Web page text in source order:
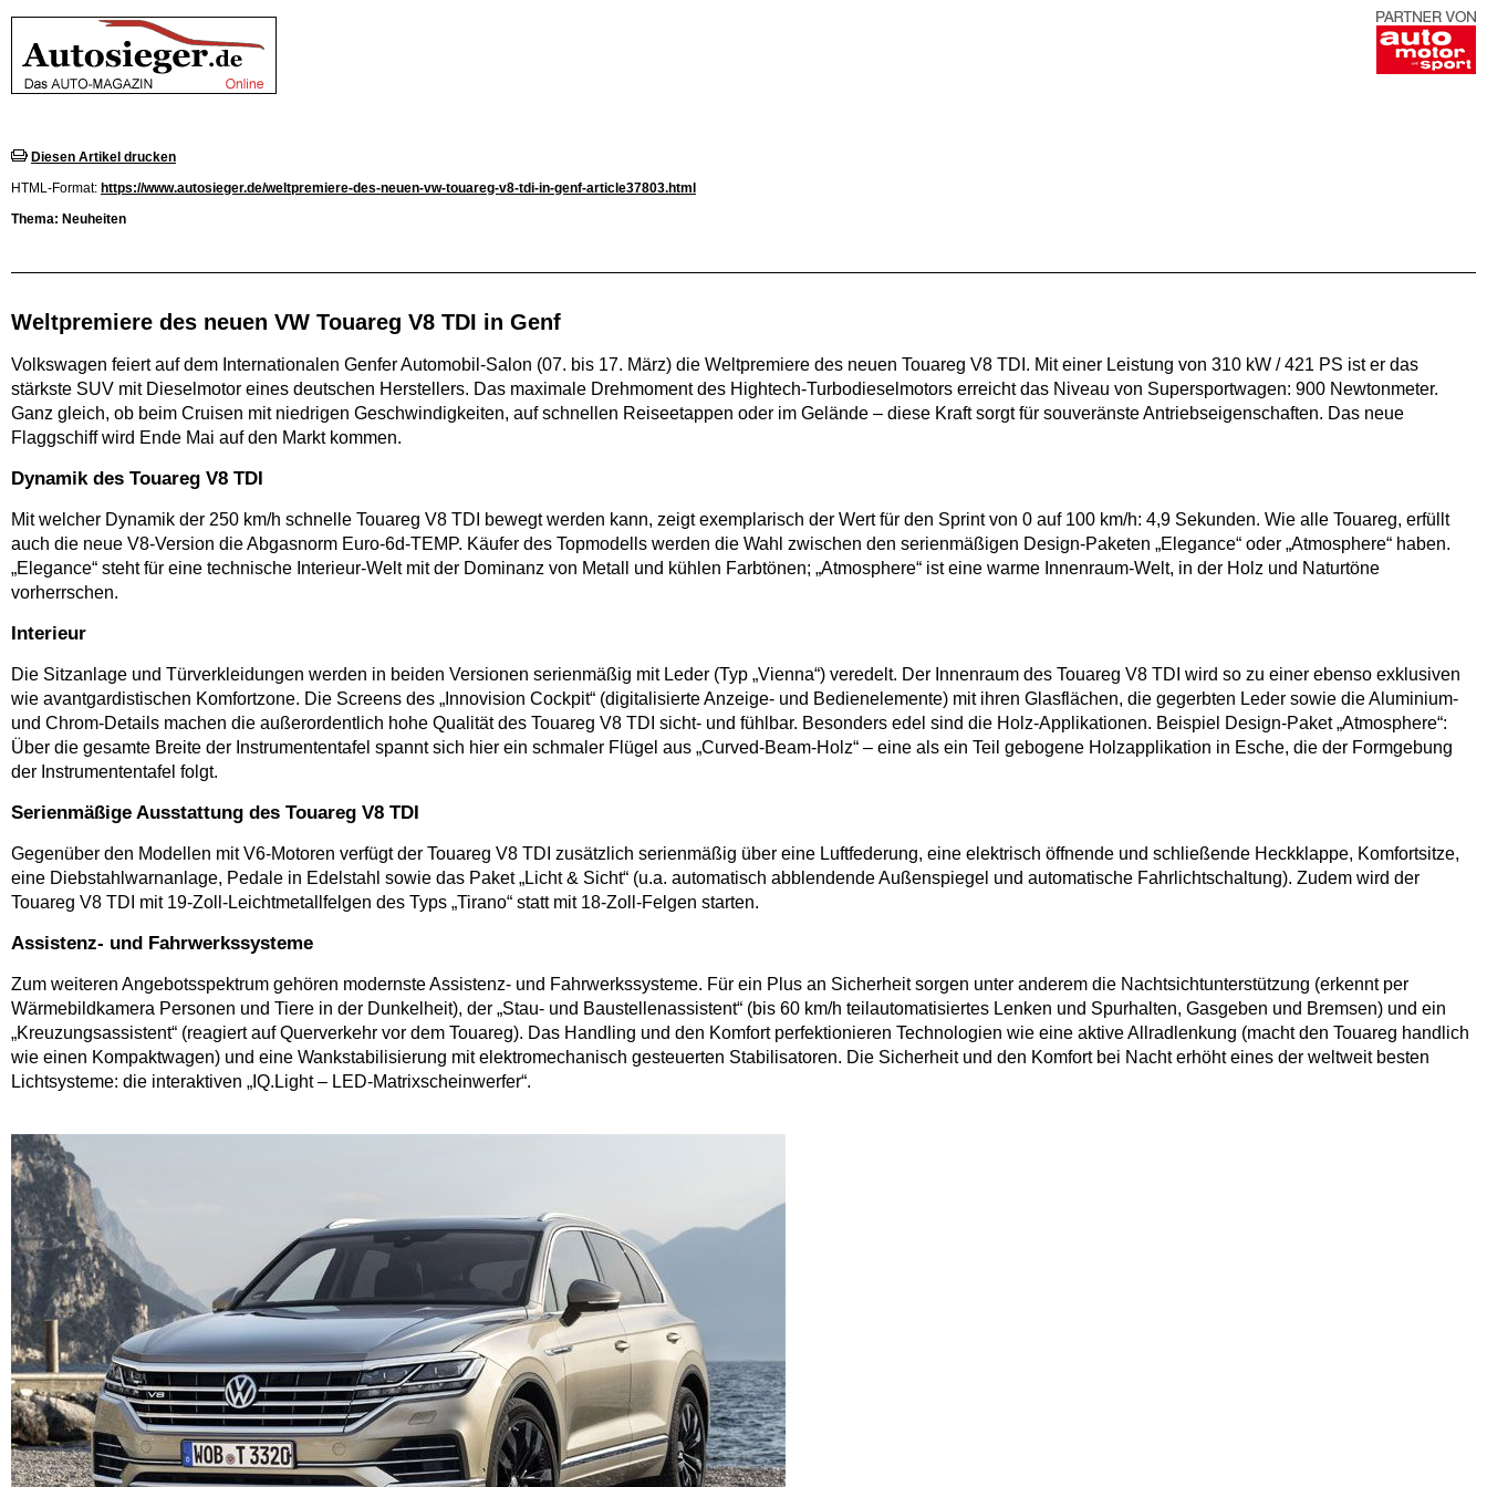
Diesen Artikel drucken
HTML-Format: https://www.autosieger.de/weltpremiere-des-neuen-vw-touareg-v8-tdi-in-genf-article37803.html
Thema: Neuheiten
Weltpremiere des neuen VW Touareg V8 TDI in Genf
Volkswagen feiert auf dem Internationalen Genfer Automobil-Salon (07. bis 17. März) die Weltpremiere des neuen Touareg V8 TDI. Mit einer Leistung von 310 kW / 421 PS ist er das
stärkste SUV mit Dieselmotor eines deutschen Herstellers. Das maximale Drehmoment des Hightech-Turbodieselmotors erreicht das Niveau von Supersportwagen: 900 Newtonmeter.
Ganz gleich, ob beim Cruisen mit niedrigen Geschwindigkeiten, auf schnellen Reiseetappen oder im Gelände – diese Kraft sorgt für souveränste Antriebseigenschaften. Das neue
Flaggschiff wird Ende Mai auf den Markt kommen.
Dynamik des Touareg V8 TDI
Mit welcher Dynamik der 250 km/h schnelle Touareg V8 TDI bewegt werden kann, zeigt exemplarisch der Wert für den Sprint von 0 auf 100 km/h: 4,9 Sekunden. Wie alle Touareg, erfüllt
auch die neue V8-Version die Abgasnorm Euro-6d-TEMP. Käufer des Topmodells werden die Wahl zwischen den serienmäßigen Design-Paketen „Elegance“ oder „Atmosphere“ haben.
„Elegance“ steht für eine technische Interieur-Welt mit der Dominanz von Metall und kühlen Farbtönen; „Atmosphere“ ist eine warme Innenraum-Welt, in der Holz und Naturtöne
vorherrschen.
Interieur
Die Sitzanlage und Türverkleidungen werden in beiden Versionen serienmäßig mit Leder (Typ „Vienna“) veredelt. Der Innenraum des Touareg V8 TDI wird so zu einer ebenso exklusiven
wie avantgardistischen Komfortzone. Die Screens des „Innovision Cockpit“ (digitalisierte Anzeige- und Bedienelemente) mit ihren Glasflächen, die gegerbten Leder sowie die Aluminium-
und Chrom-Details machen die außerordentlich hohe Qualität des Touareg V8 TDI sicht- und fühlbar. Besonders edel sind die Holz-Applikationen. Beispiel Design-Paket „Atmosphere“:
Über die gesamte Breite der Instrumententafel spannt sich hier ein schmaler Flügel aus „Curved-Beam-Holz“ – eine als ein Teil gebogene Holzapplikation in Esche, die der Formgebung
der Instrumententafel folgt.
Serienmäßige Ausstattung des Touareg V8 TDI
Gegenüber den Modellen mit V6-Motoren verfügt der Touareg V8 TDI zusätzlich serienmäßig über eine Luftfederung, eine elektrisch öffnende und schließende Heckklappe, Komfortsitze,
eine Diebstahlwarnanlage, Pedale in Edelstahl sowie das Paket „Licht & Sicht“ (u.a. automatisch abblendende Außenspiegel und automatische Fahrlichtschaltung). Zudem wird der
Touareg V8 TDI mit 19-Zoll-Leichtmetallfelgen des Typs „Tirano“ statt mit 18-Zoll-Felgen starten.
Assistenz- und Fahrwerkssysteme
Zum weiteren Angebotsspektrum gehören modernste Assistenz- und Fahrwerkssysteme. Für ein Plus an Sicherheit sorgen unter anderem die Nachtsichtunterstützung (erkennt per
Wärmebildkamera Personen und Tiere in der Dunkelheit), der „Stau- und Baustellenassistent“ (bis 60 km/h teilautomatisiertes Lenken und Spurhalten, Gasgeben und Bremsen) und ein
„Kreuzungsassistent“ (reagiert auf Querverkehr vor dem Touareg). Das Handling und den Komfort perfektionieren Technologien wie eine aktive Allradlenkung (macht den Touareg handlich
wie einen Kompaktwagen) und eine Wankstabilisierung mit elektromechanisch gesteuerten Stabilisatoren. Die Sicherheit und den Komfort bei Nacht erhöht eines der weltweit besten
Lichtsysteme: die interaktiven „IQ.Light – LED-Matrixscheinwerfer“.